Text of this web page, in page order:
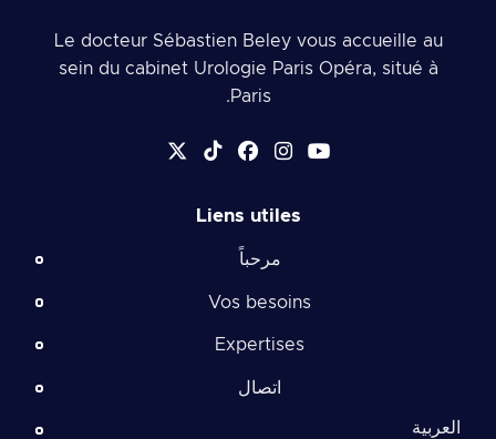
Le docteur Sébastien Beley vous accueille au
sein du cabinet Urologie Paris Opéra, situé à
Paris.
Liens utiles
مرحباً
Vos besoins
Expertises
اتصال
العربية